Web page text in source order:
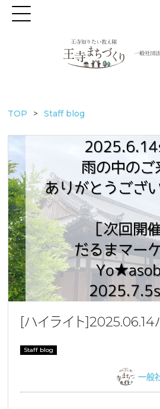
TOP Staff blog
［ハイライト］
Staff blog
一般